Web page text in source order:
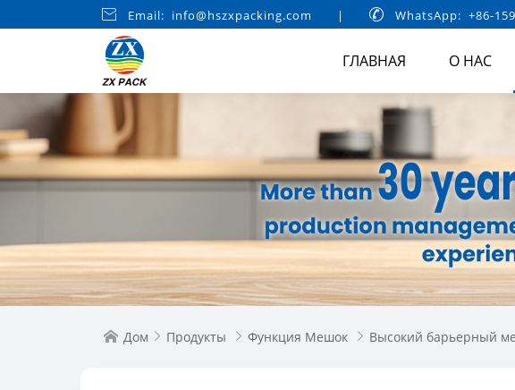
 Email: info@hszxpacking.com |  WhatsApp: +86-
ГЛАВНАЯ О НАС
 Дом  Продукты  Функция Мешок  Высокий барьерный